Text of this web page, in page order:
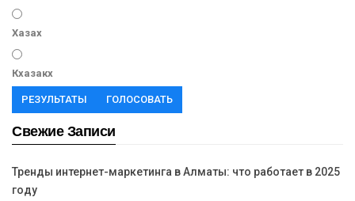
Хазах
Кхазакх
РЕЗУЛЬТАТЫ ГОЛОСОВАТЬ
Свежие Записи
Тренды интернет-маркетинга в Алматы: что работает в 2025
году